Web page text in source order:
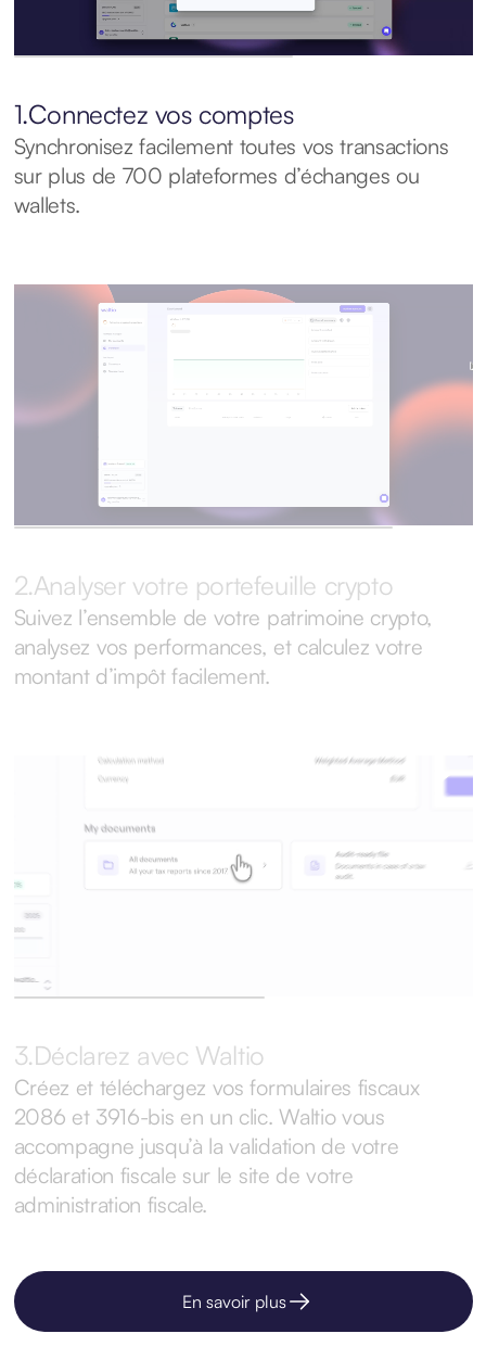
1.Connectez vos comptes
Synchronisez facilement toutes vos transactions
sur plus de 700 plateformes d’échanges ou
wallets.
2.Analyser votre portefeuille crypto
Suivez l’ensemble de votre patrimoine crypto,
analysez vos performances, et calculez votre
montant d’impôt facilement.
3.Déclarez avec Waltio
Créez et téléchargez vos formulaires fiscaux
2086 et 3916-bis en un clic. Waltio vous
accompagne jusqu’à la validation de votre
déclaration fiscale sur le site de votre
administration fiscale.
En savoir plus